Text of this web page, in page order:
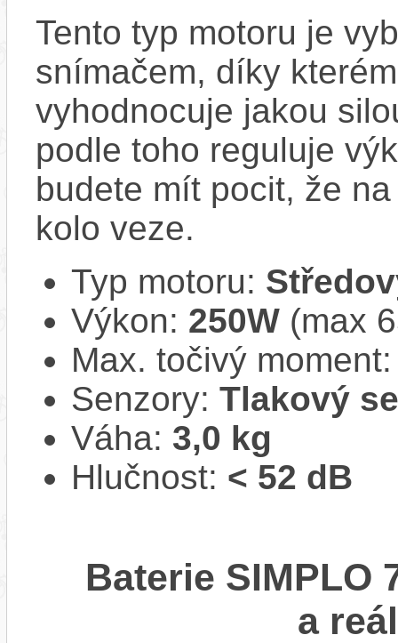
Tento typ motoru je
snímačem, díky
vyhodnocuje jakou
podle toho reguluje
budete mít pocit, že
kolo veze.
Typ motoru:
Výkon: 250W (max
Max. točivý
Senzory: Tlakový
Váha: 3,0 kg
Hlučnost: < 52 dB
Baterie SIMPLO
a